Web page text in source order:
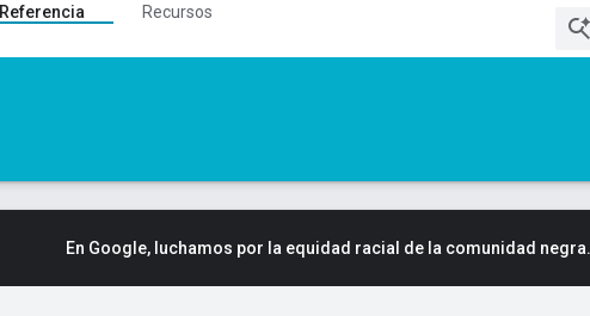
Referencia
Recursos
En Google, luchamos por la equidad racial de la comunidad negra.